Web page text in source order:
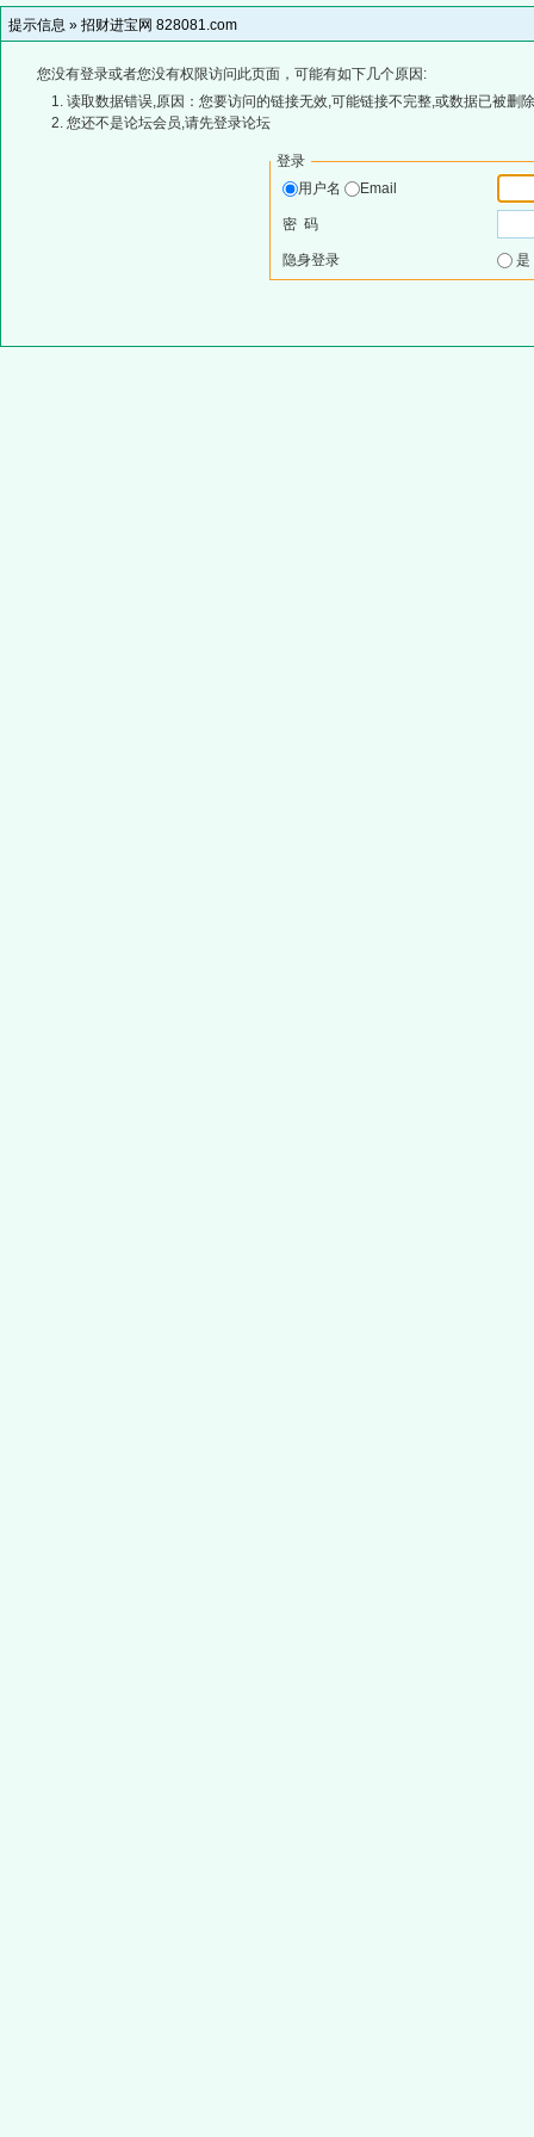
提示信息 » 招财进宝网 828081.com
您没有登录或者您没有权限访问此页面，可能有如下几个原因:
读取数据错误,原因：您要访问的链接无效,可能链接不完整,或数据已被删
您还不是论坛会员,请先登录论坛
登录
用户名
Email
密 码
隐身登录